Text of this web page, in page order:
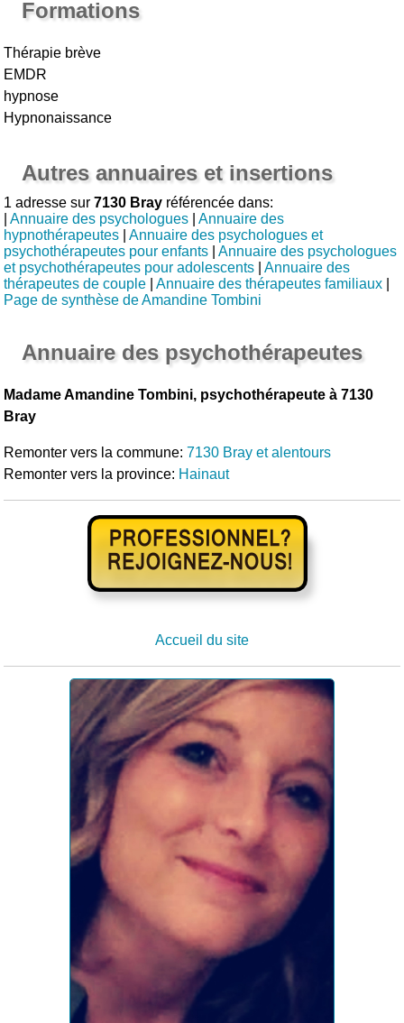
Formations
Thérapie brève
EMDR
hypnose
Hypnonaissance
Autres annuaires et insertions
1 adresse sur7130 Bray référencée dans:
|Annuaire des psychologues |Annuaire des
hypnothérapeutes |Annuaire des psychologues et
psychothérapeutes pour enfants |Annuaire des psychologues
et psychothérapeutes pour adolescents |Annuaire des
thérapeutes de couple |Annuaire des thérapeutes familiaux
Page de synthèse de Amandine Tombini
Annuaire des psychothérapeutes
Madame Amandine Tombini, psychothérapeute à 7130
Bray
Remonter vers la commune:7130 Bray et alentours
Remonter vers la province: Hainaut
Accueil du site